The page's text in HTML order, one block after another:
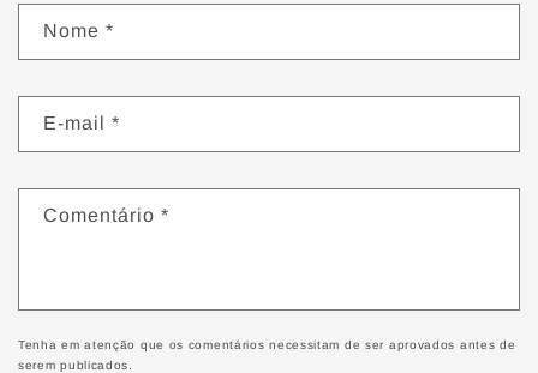
Nome *
E-mail *
Comentário *
Tenha em atenção que os comentários necessitam de ser aprovados antes de
serem publicados.